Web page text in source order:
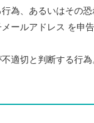
為、あるいはその恐
ールアドレス を申
適切と判断する行為